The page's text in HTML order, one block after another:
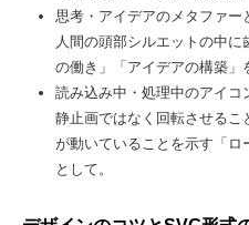
思考・アイデアのメタファー
人間の頭部シルエットの中
の働き」「アイデアの構築」
読み込み中・処理中のアイコ
静止画ではなく回転させるこ
が動いていることを示す「
として。